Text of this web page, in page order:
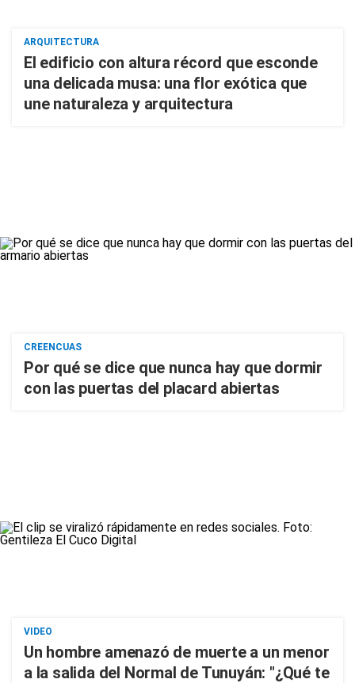
ARQUITECTURA
El edificio con altura récord que esconde
una delicada musa: una flor exótica que
une naturaleza y arquitectura
CREENCUAS
Por qué se dice que nunca hay que dormir
con las puertas del placard abiertas
VIDEO
Un hombre amenazó de muerte a un menor
a la salida del Normal de Tunuyán: "¿Qué te